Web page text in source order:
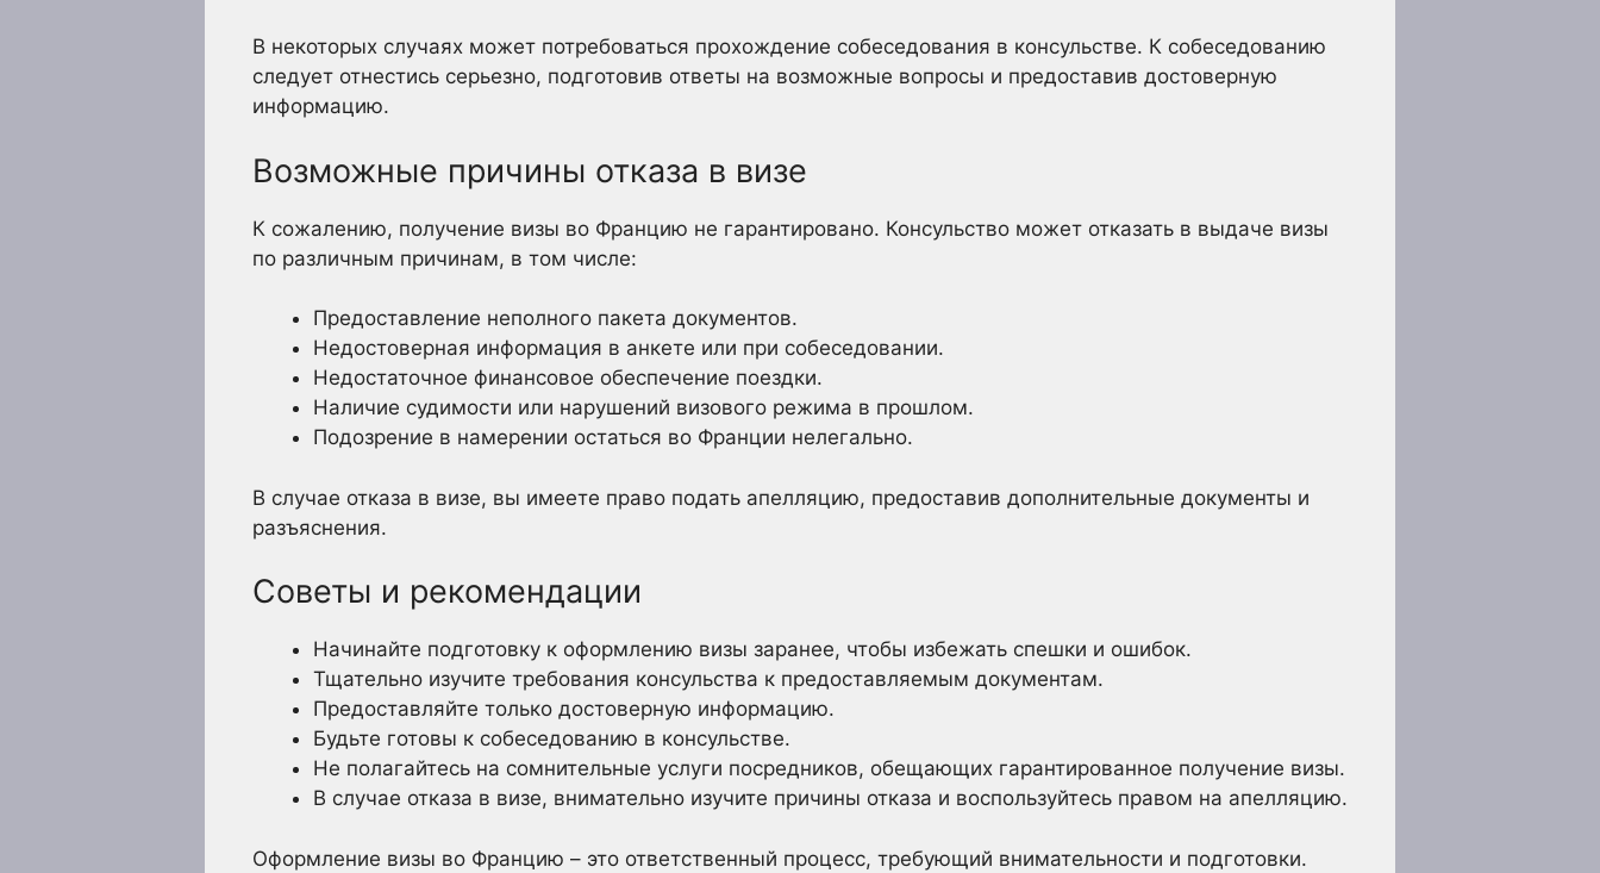
В некоторых случаях может потребоваться прохождение собеседования в консульстве. К собеседованию
следует отнестись серьезно, подготовив ответы на возможные вопросы и предоставив достоверную
информацию.
Возможные причины отказа в визе
К сожалению, получение визы во Францию не гарантировано. Консульство может отказать в выдаче визы
по различным причинам, в том числе:
Предоставление неполного пакета документов.
Недостоверная информация в анкете или при собеседовании.
Недостаточное финансовое обеспечение поездки.
Наличие судимости или нарушений визового режима в прошлом.
Подозрение в намерении остаться во Франции нелегально.
В случае отказа в визе, вы имеете право подать апелляцию, предоставив дополнительные документы и
разъяснения.
Советы и рекомендации
Начинайте подготовку к оформлению визы заранее, чтобы избежать спешки и ошибок.
Тщательно изучите требования консульства к предоставляемым документам.
Предоставляйте только достоверную информацию.
Будьте готовы к собеседованию в консульстве.
Не полагайтесь на сомнительные услуги посредников, обещающих гарантированное получение визы.
В случае отказа в визе, внимательно изучите причины отказа и воспользуйтесь правом на апелляцию.
Оформление визы во Францию – это ответственный процесс, требующий внимательности и подготовки.